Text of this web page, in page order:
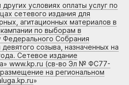
условиях оплаты услуг по
сетевого издания для
агитационных материалов в
по выборам в
Собрания
созыва, назначенных на
Сетевое издание
www.kp.ru (св-во Эл № ФС77-
на региональном
»